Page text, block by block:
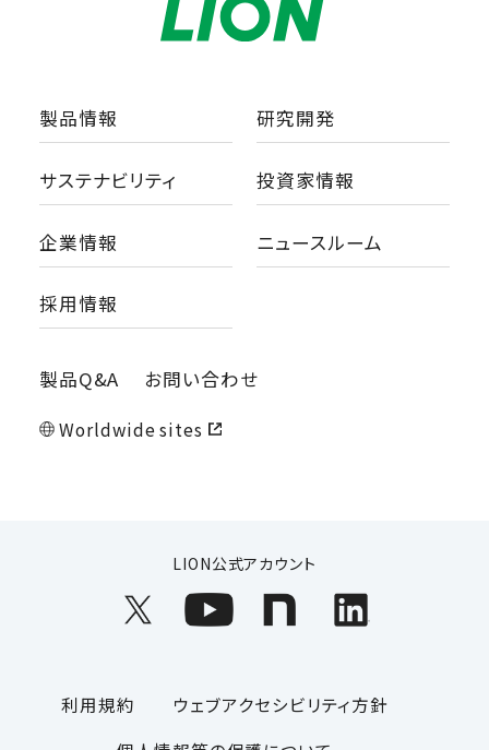
製品情報 研究開発
サステナビリティ 投資家情報
企業情報 ニュースルーム
採用情報
製品Q&A お問い合わせ
Worldwide sites
LION公式アカウント
利用規約
ウェブアクセシビリティ方針